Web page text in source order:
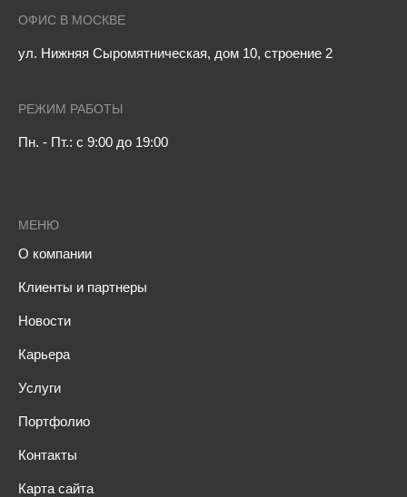
МЕНЮ
О компании
Клиенты и партнеры
Новости
Карьера
Услуги
Портфолио
Контакты
Карта сайта
ОФИС В МОСКВЕ
ул. Нижняя Сыромятническая, дом 10, строение 2
РЕЖИМ РАБОТЫ
Пн. - Пт.: с 9:00 до 19:00